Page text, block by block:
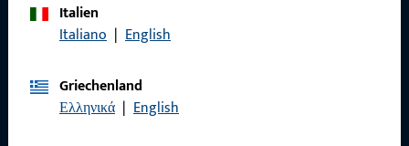
Italien
Italiano | English
Griechenland
Ελληνικά | English
Datenschutz